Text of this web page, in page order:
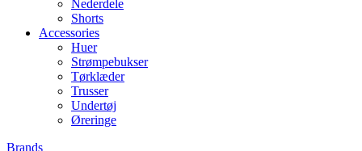
Nederdele
Shorts
Accessories
Huer
Strømpebukser
Tørklæder
Trusser
Undertøj
Øreringe
Brands